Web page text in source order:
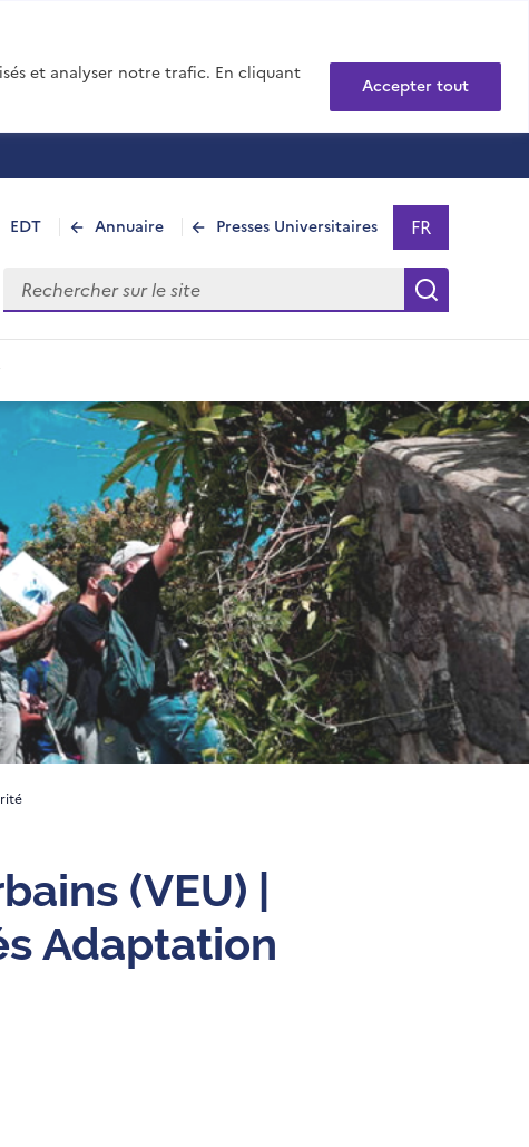
et analyser notre trafic. En cliquant
Accepter tout
EDT Annuaire Presses Universitaires Sélectionner
FR
- Français
Rechercher sur le site
(VEU) |
Adaptation